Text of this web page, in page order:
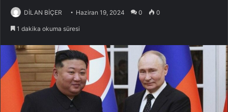
DİLAN BİÇER Haziran 19, 2024 0 0
1 dakika okuma süresi